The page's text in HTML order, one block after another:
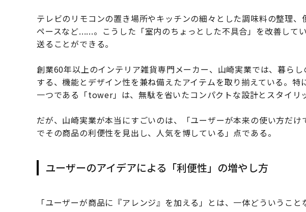
テレビのリモコンの置き場所やキッチンの細々とした調味料の整理
ペースなど......。こうした「室内のちょっとした不具合」を改善して
送ることができる。
創業60年以上のインテリア雑貨専門メーカー、山崎実業では、暮ら
する、機能とデザイン性を兼ね備えたアイテムを取り揃えている。特
一つである「tower」は、無駄を省いたコンパクトな設計とスタイリ
だが、山崎実業が本当にすごいのは、「ユーザーが本来の使い方だ
でその商品の利便性を見出し、人気を博している」点である。
ユーザーのアイデアによる「利便性」の増やし方
「ユーザーが商品に『アレンジ』を加える」とは、一体どういうこと